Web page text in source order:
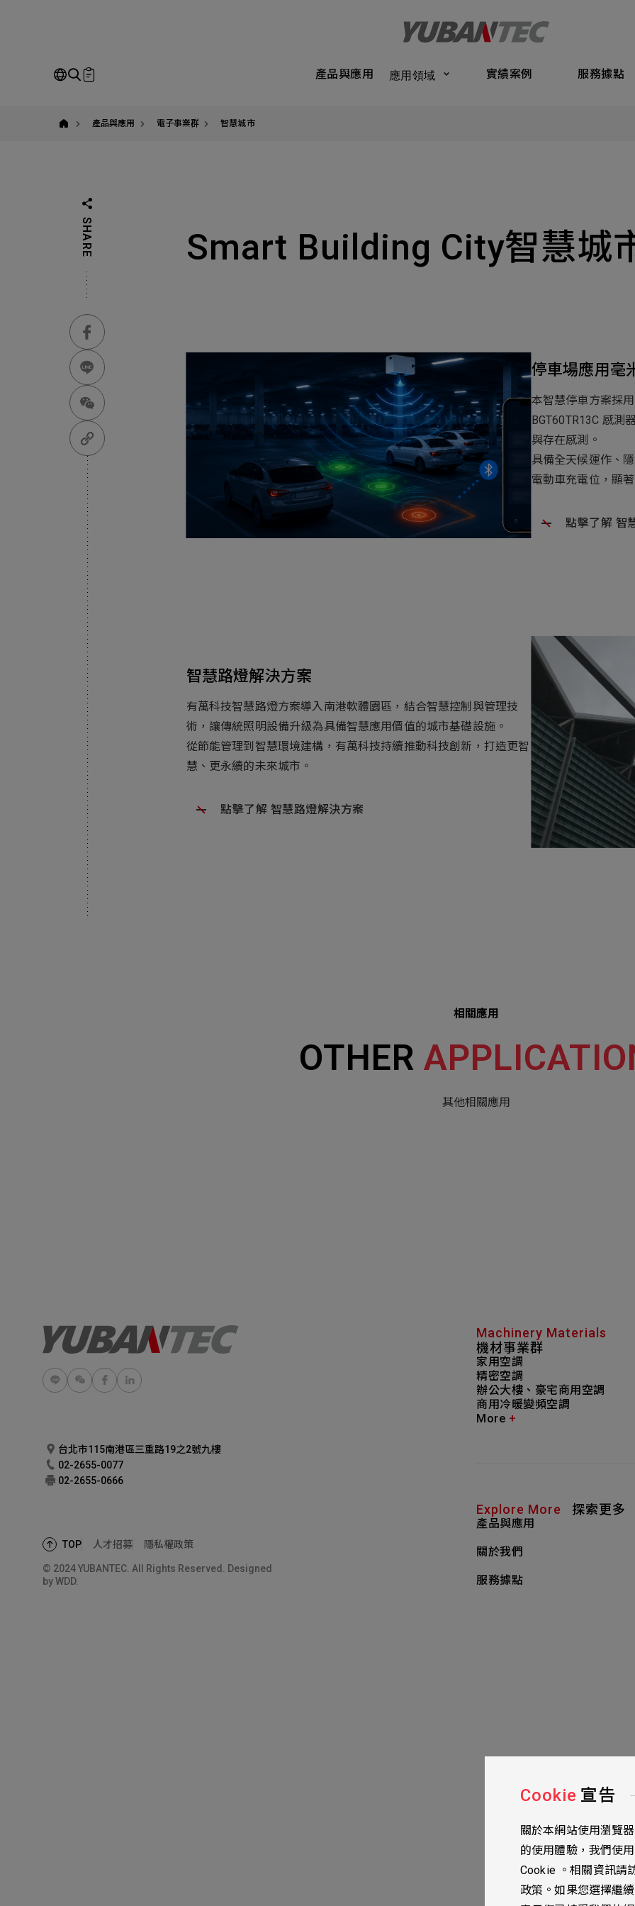
產品與應用
應用領域
實績案例
服務據點
SEARCH 關於我們
最新消息
Our BusinessService
機材事業群
電子事業群
產品與應用 電子事業群 智慧城市
SHARE Smart Building City智慧城
停車場應用毫
本智慧停車方案採
BGT60TR13C 感測
與存在感測。
具備全天候運作、
電動車充電位，顯
點擊了解 智
智慧路燈解決方案
有萬科技智慧路燈方案導入南港軟體園區，結合智慧控制與管理技
術，讓傳統照明設備升級為具備智慧應用價值的城市基礎設施。
從節能管理到智慧環境建構，有萬科技持續推動科技創新，打造更智
慧、更永續的未來城市。
點擊了解 智慧路燈解決方案
相關應用
OTHER
其他相關應用
Smart Home Appliances
Read More
即將送出諮詢表單
姓名 稱謂
主旨
其他問題
Projects Consulted您諮詢的項目
台北市115南港區三重路19之2號九樓
02-2655-0077
02-2655-0666
TOP 人才招募 隱私權政策
© 2024 YUBANTEC. All Rights Reserved. Designed
byWDD.
Machinery Materials
機材事業群
家用空調
精密空調
辦公大樓、豪宅商用空調
商用冷暖變頻空調
More +
Explore More 探索更多
產品與應用
關於我們
服務據點
Cookie 宣告
關於本網站使用瀏覽
的使用體驗，我們使
Cookie 。相關資訊請
政策。如果您選擇繼